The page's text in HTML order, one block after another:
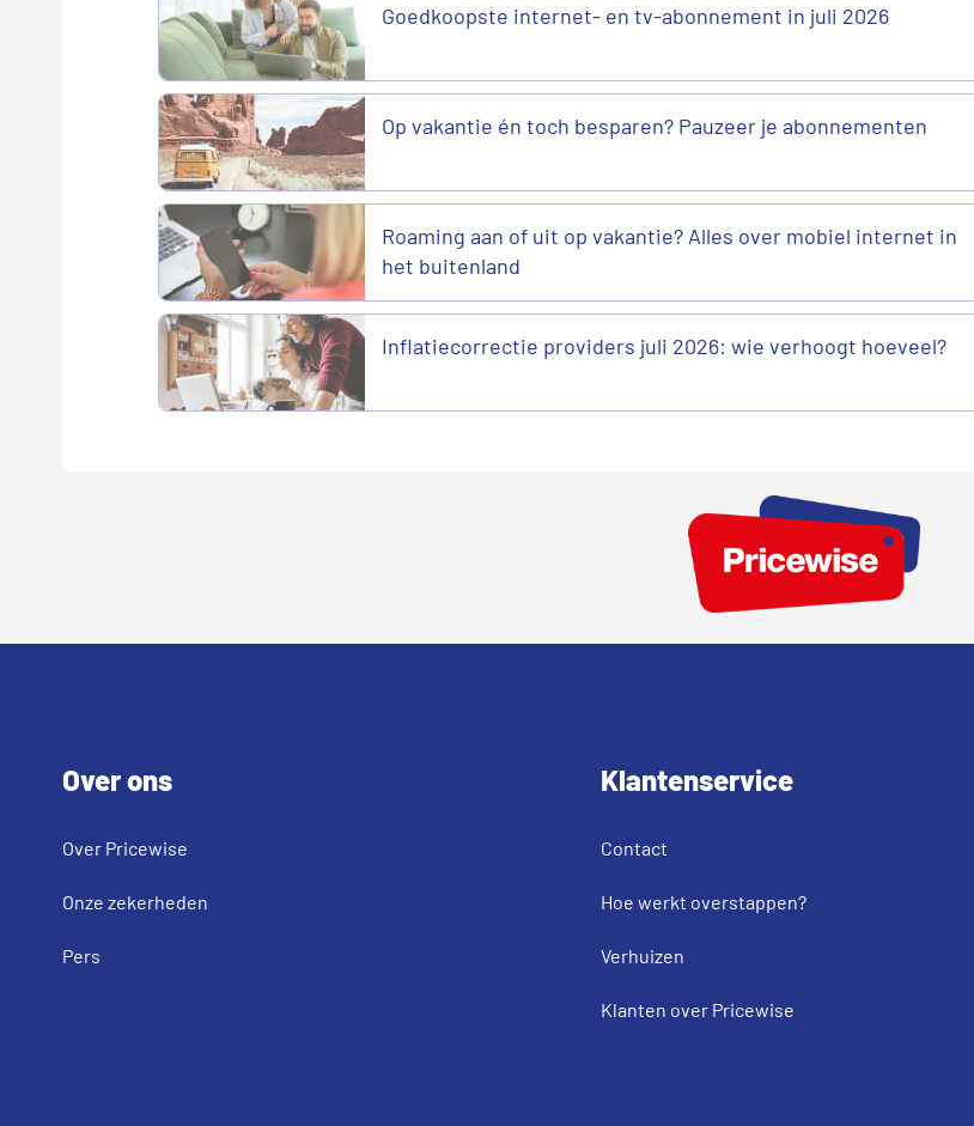
Goedkoopste internet- en tv-abonnement in juli 2026
Op vakantie én toch besparen? Pauzeer je abonnementen
Roaming aan of uit op vakantie? Alles over mobiel internet in
het buitenland
Inflatiecorrectie providers juli 2026: wie verhoogt hoeveel?
Over ons
Over Pricewise
Onze zekerheden
Pers
Klantenservice
Contact
Hoe werkt overstappen?
Verhuizen
Klanten over Pricewise